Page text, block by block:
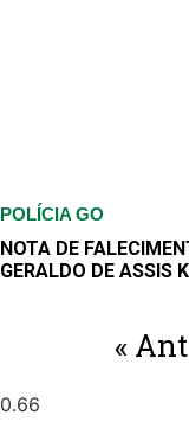
POLÍCIA GO
NOTA DE
GERALDO DE ASSIS
«